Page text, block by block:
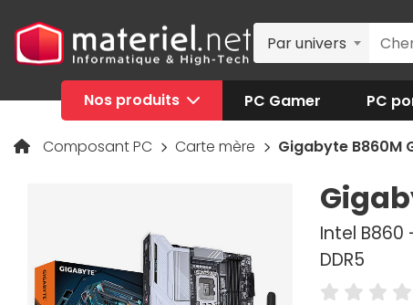
Par univers
Nos produits PC Gamer PC
Composant PC Carte mère Gigabyte B860M
Intel B860
DDR5